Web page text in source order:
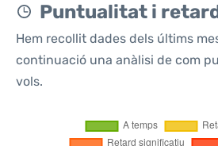
Puntualitat i
Hem recollit dades dels últims
continuació una anàlisi de com
vols.